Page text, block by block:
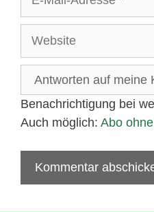
Adresse
Website
Benachrichtigung bei
Auch möglich: Abo